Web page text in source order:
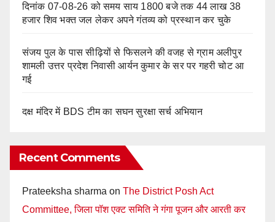
दिनांक 07-08-26 को समय साय 1800 बजे तक 44 लाख 38
हजार शिव भक्त जल लेकर अपने गंतव्य को प्रस्थान कर चुके
संजय पुल के पास सीढ़ियों से फिसलने की वजह से ग्राम अलीपुर
शामली उत्तर प्रदेश निवासी आर्यन कुमार के सर पर गहरी चोट आ
गई
दक्ष मंदिर में BDS टीम का सघन सुरक्षा सर्च अभियान
Recent Comments
Prateeksha sharma on The District Posh Act
Committee, जिला पॉश एक्ट समिति ने गंगा पूजन और आरती कर